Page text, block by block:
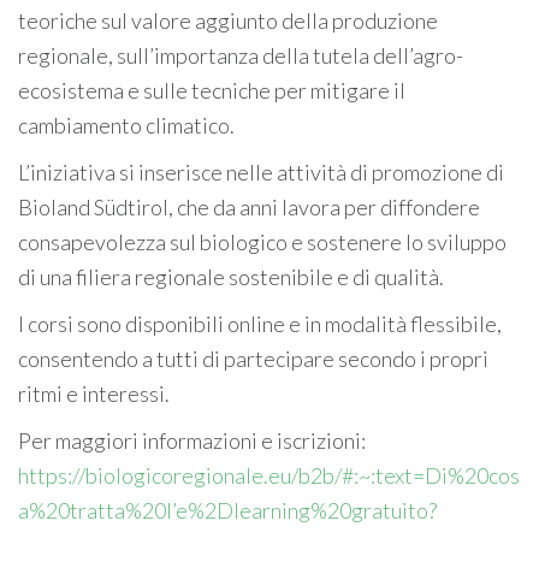
teoriche sul valore aggiunto della produzione
regionale, sull’importanza della tutela dell’agro-
ecosistema e sulle tecniche per mitigare il
cambiamento climatico.
L’iniziativa si inserisce nelle attività di promozione di
Bioland Südtirol, che da anni lavora per diffondere
consapevolezza sul biologico e sostenere lo sviluppo
di una filiera regionale sostenibile e di qualità.
I corsi sono disponibili online e in modalità flessibile,
consentendo a tutti di partecipare secondo i propri
ritmi e interessi.
Per maggiori informazioni e iscrizioni:
https://biologicoregionale.eu/b2b/#:~:text=Di%20cos
a%20tratta%20l’e%2Dlearning%20gratuito?